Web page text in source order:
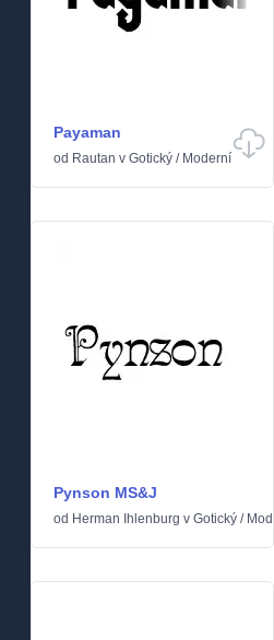
Payaman
od Rautan v Gotický / Moderní
Pynson MS&J
od Herman Ihlenburg v Gotický /